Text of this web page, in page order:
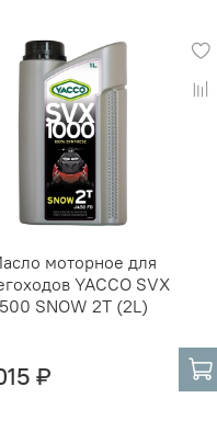
моторное для
YACCO SVX
500 SNOW 2T (2L)
₽